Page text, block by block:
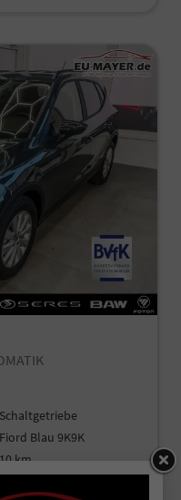
Schaltgetriebe
Fiord Blau 9K9K
10 km